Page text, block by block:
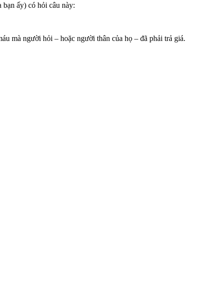
ấy) có hỏi câu này:
mà người hỏi – hoặc người thân của họ – đã phải trả giá.